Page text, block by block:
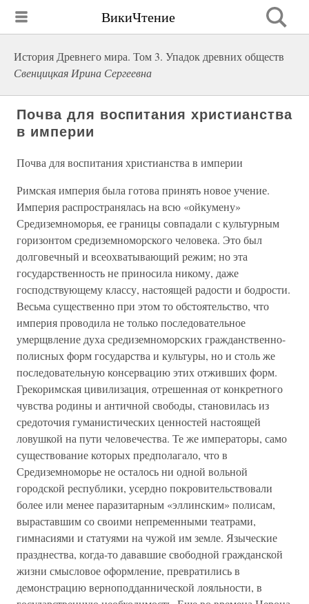
ВикиЧтение
История Древнего мира. Том 3. Упадок древних обществ
Свенцицкая Ирина Сергеевна
Почва для воспитания христианства
в империи
Почва для воспитания христианства в империи
Римская империя была готова принять новое учение.
Империя распространялась на всю «ойкумену»
Средиземноморья, ее границы совпадали с культурным
горизонтом средиземноморского человека. Это был
долговечный и всеохватывающий режим; но эта
государственность не приносила никому, даже
господствующему классу, настоящей радости и бодрости.
Весьма существенно при этом то обстоятельство, что
империя проводила не только последовательное
умерщвление духа средиземноморских гражданственно-
полисных форм государства и культуры, но и столь же
последовательную консервацию этих отживших форм.
Грекоримская цивилизация, отрешенная от конкретного
чувства родины и античной свободы, становилась из
средоточия гуманистических ценностей настоящей
ловушкой на пути человечества. Те же императоры, само
существование которых предполагало, что в
Средиземноморье не осталось ни одной вольной
городской республики, усердно покровительствовали
более или менее паразитарным «эллинским» полисам,
выраставшим со своими непременными театрами,
гимнасиями и статуями на чужой им земле. Языческие
празднества, когда-то дававшие свободной гражданской
жизни смысловое оформление, превратились в
демонстрацию верноподданнической лояльности, в